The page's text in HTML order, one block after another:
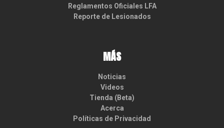
Reglamentos Oficiales LFA
Reporte de Lesionados
MÁS
Noticias
Videos
Tienda (Beta)
Acerca
Políticas de Privacidad